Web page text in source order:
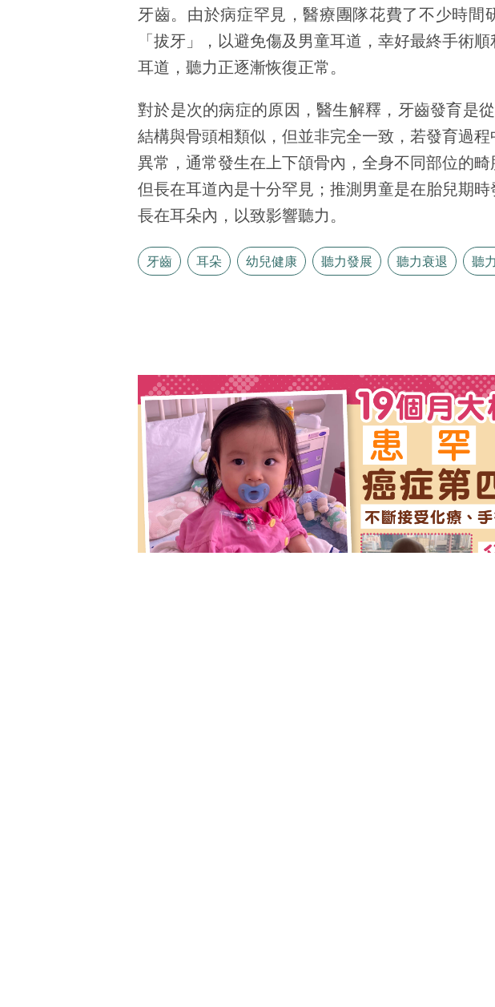
牙齒。由於病症罕見，醫療團隊花費了不少時間
「拔牙」，以避免傷及男童耳道，幸好最終手術
耳道，聽力正逐漸恢復正常。
對於是次的病症的原因，醫生解釋，牙齒發育是
結構與骨頭相類似，但並非完全一致，若發育過
異常，通常發生在上下頜骨內，全身不同部位的畸
但長在耳道內是十分罕見；推測男童是在胎兒期
長在耳朵內，以致影響聽力。
牙齒 耳朵 幼兒健康 聽力發展 聽力衰退 聽